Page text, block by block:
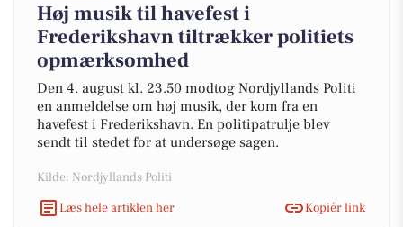
Høj musik til havefest i
Frederikshavn tiltrækker politiets
opmærksomhed
Den 4. august kl. 23.50 modtog Nordjyllands Politi
en anmeldelse om høj musik, der kom fra en
havefest i Frederikshavn. En politipatrulje blev
sendt til stedet for at undersøge sagen.
Kilde: Nordjyllands Politi
Læs hele artiklen her
Kopiér link